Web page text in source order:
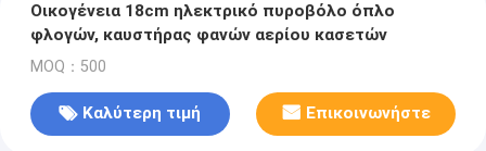
Οικογένεια 18cm ηλεκτρικό πυροβόλο όπλο
φλογών, καυστήρας φανών αερίου κασετών
MOQ：500
Καλύτερη τιμή Επικοινωνήστε